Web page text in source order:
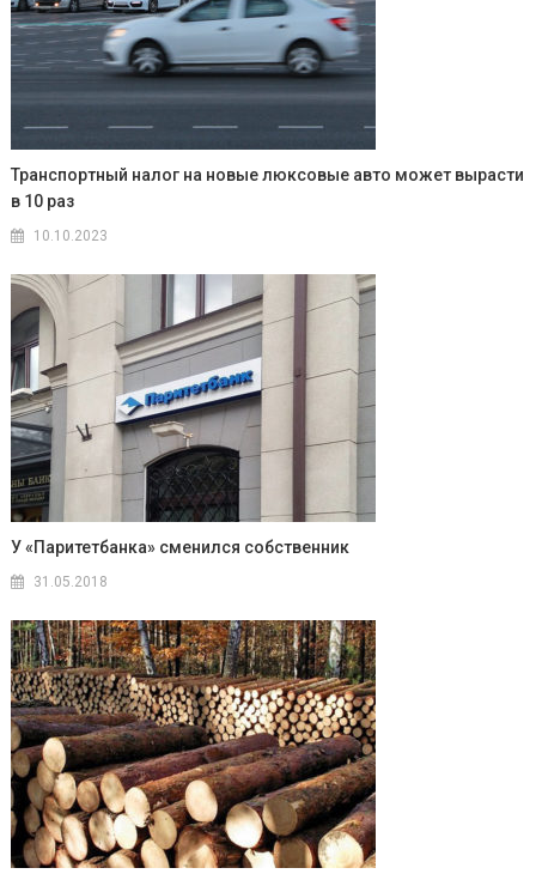
Транспортный налог на новые люксовые авто может вырасти
в 10 раз
10.10.2023
У «Паритетбанка» сменился собственник
31.05.2018